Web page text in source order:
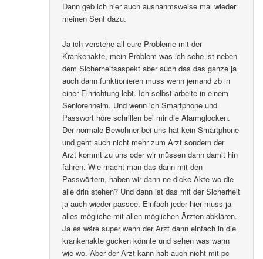
Dann geb ich hier auch ausnahmsweise mal wieder
meinen Senf dazu.
Ja ich verstehe all eure Probleme mit der
Krankenakte, mein Problem was ich sehe ist neben
dem Sicherheitsaspekt aber auch das das ganze ja
auch dann funktionieren muss wenn jemand zb in
einer Einrichtung lebt. Ich selbst arbeite in einem
Seniorenheim. Und wenn ich Smartphone und
Passwort höre schrillen bei mir die Alarmglocken.
Der normale Bewohner bei uns hat kein Smartphone
und geht auch nicht mehr zum Arzt sondern der
Arzt kommt zu uns oder wir müssen dann damit hin
fahren. Wie macht man das dann mit den
Passwörtern, haben wir dann ne dicke Akte wo die
alle drin stehen? Und dann ist das mit der Sicherheit
ja auch wieder passee. Einfach jeder hier muss ja
alles mögliche mit allen möglichen Ärzten abklären.
Ja es wäre super wenn der Arzt dann einfach in die
krankenakte gucken könnte und sehen was wann
wie wo. Aber der Arzt kann halt auch nicht mit pc